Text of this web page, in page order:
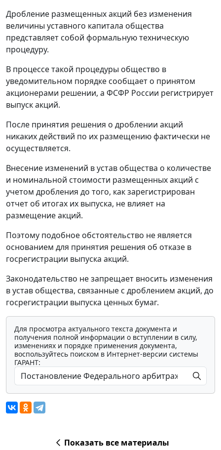
Дробление размещенных акций без изменения
величины уставного капитала общества
представляет собой формальную техническую
процедуру.
В процессе такой процедуры общество в
уведомительном порядке сообщает о принятом
акционерами решении, а ФСФР России регистрирует
выпуск акций.
После принятия решения о дроблении акций
никаких действий по их размещению фактически не
осуществляется.
Внесение изменений в устав общества о количестве
и номинальной стоимости размещенных акций с
учетом дробления до того, как зарегистрирован
отчет об итогах их выпуска, не влияет на
размещение акций.
Поэтому подобное обстоятельство не является
основанием для принятия решения об отказе в
госрегистрации выпуска акций.
Законодательство не запрещает вносить изменения
в устав общества, связанные с дроблением акций, до
госрегистрации выпуска ценных бумаг.
Для просмотра актуального текста документа и
получения полной информации о вступлении в силу,
изменениях и порядке применения документа,
воспользуйтесь поиском в Интернет-версии системы
ГАРАНТ:
Показать все материалы